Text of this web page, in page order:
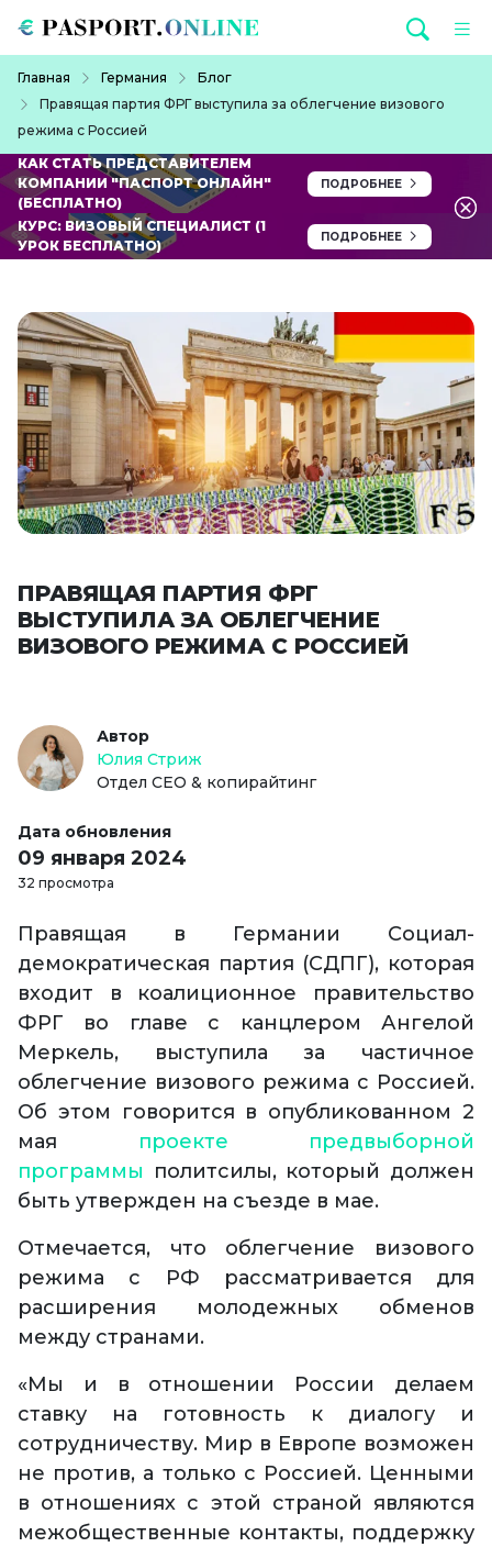
Главная Германия
Блог
Правящая партия ФРГ выступила за облегчение визового
режима с Россией
КАК СТАТЬ ПРЕДСТАВИТЕЛЕМ
КОМПАНИИ "ПАСПОРТ ОНЛАЙН"
(БЕСПЛАТНО)
ПОДРОБНЕЕ
КУРС: ВИЗОВЫЙ СПЕЦИАЛИСТ (1
УРОК БЕСПЛАТНО)
ПОДРОБНЕЕ
ПРАВЯЩАЯ ПАРТИЯ ФРГ
ВЫСТУПИЛА ЗА ОБЛЕГЧЕНИЕ
ВИЗОВОГО РЕЖИМА С РОССИЕЙ
Автор
Юлия Стриж
Отдел СЕО & копирайтинг
Дата обновления
09 января 2024
32 просмотра
Правящая в Германии Социал-
демократическая партия (СДПГ), которая
входит в коалиционное правительство
ФРГ во главе с канцлером Ангелой
Меркель, выступила за частичное
облегчение визового режима с Россией.
Об этом говорится в опубликованном 2
мая
проекте предвыборной
программы политсилы, который должен
быть утвержден на съезде в мае.
Отмечается, что облегчение визового
режима с РФ рассматривается для
расширения молодежных обменов
между странами.
«Мы и в отношении России делаем
ставку на готовность к диалогу и
сотрудничеству. Мир в Европе возможен
не против, а только с Россией. Ценными
в отношениях с этой страной являются
межобщественные контакты, поддержку